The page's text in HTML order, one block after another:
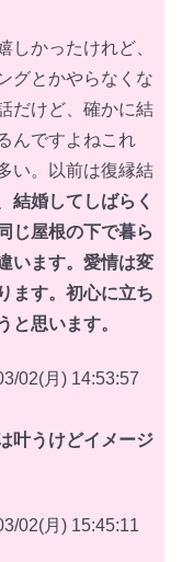
しかったけれど、
グとかやらなくな
だけど、確かに結
んですよねこれ
い。以前は復縁結
結婚してしばらく
じ屋根の下で暮ら
います。愛情は変
ます。初心に立ち
と思います。
02(月) 14:53:57
叶うけどイメージ
02(月) 15:45:11